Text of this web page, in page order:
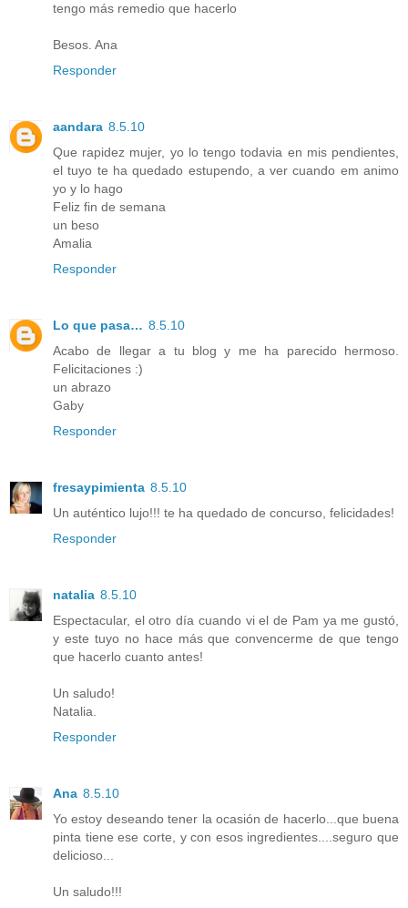
tengo más remedio que hacerlo
Besos. Ana
Responder
aandara 8.5.10
Que rapidez mujer, yo lo tengo todavia en mis pendientes,
el tuyo te ha quedado estupendo, a ver cuando em animo
yo y lo hago
Feliz fin de semana
un beso
Amalia
Responder
Lo que pasa… 8.5.10
Acabo de llegar a tu blog y me ha parecido hermoso.
Felicitaciones :)
un abrazo
Gaby
Responder
fresaypimienta 8.5.10
Un auténtico lujo!!! te ha quedado de concurso, felicidades!
Responder
natalia 8.5.10
Espectacular, el otro día cuando vi el de Pam ya me gustó,
y este tuyo no hace más que convencerme de que tengo
que hacerlo cuanto antes!
Un saludo!
Natalia.
Responder
Ana 8.5.10
Yo estoy deseando tener la ocasión de hacerlo...que buena
pinta tiene ese corte, y con esos ingredientes....seguro que
delicioso...
Un saludo!!!